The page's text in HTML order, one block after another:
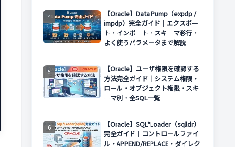
【Oracle】Data Pump（expdp /
impdp）完全ガイド｜エクスポー
ト・インポート・スキーマ移行・
よく使うパラメータまで解説
【Oracle】ユーザ権限を確認する
方法完全ガイド｜システム権限・
ロール・オブジェクト権限・スキ
ーマ別・全SQL一覧
【Oracle】SQL*Loader（sqlldr）
完全ガイド｜コントロールファイ
ル・APPEND/REPLACE・ダイレク